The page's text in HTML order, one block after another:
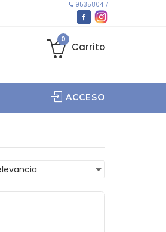
953580417
0
Carrito
ACCESO